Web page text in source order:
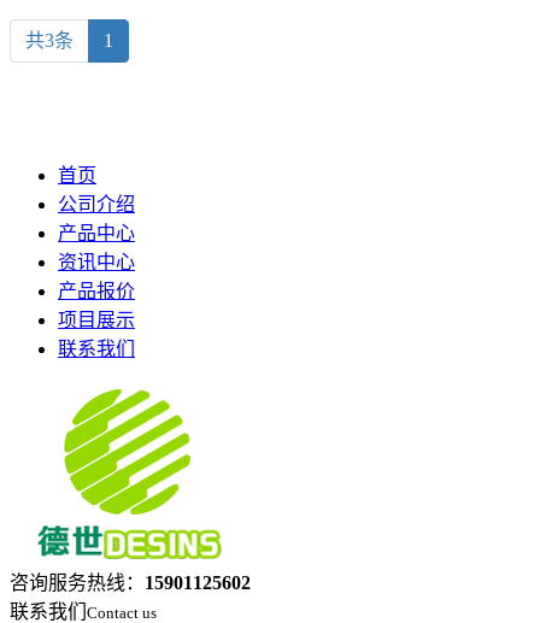
共3条 1
首页
公司介绍
产品中心
资讯中心
产品报价
项目展示
联系我们
咨询服务热线： 15901125602
联系我们 Contact us